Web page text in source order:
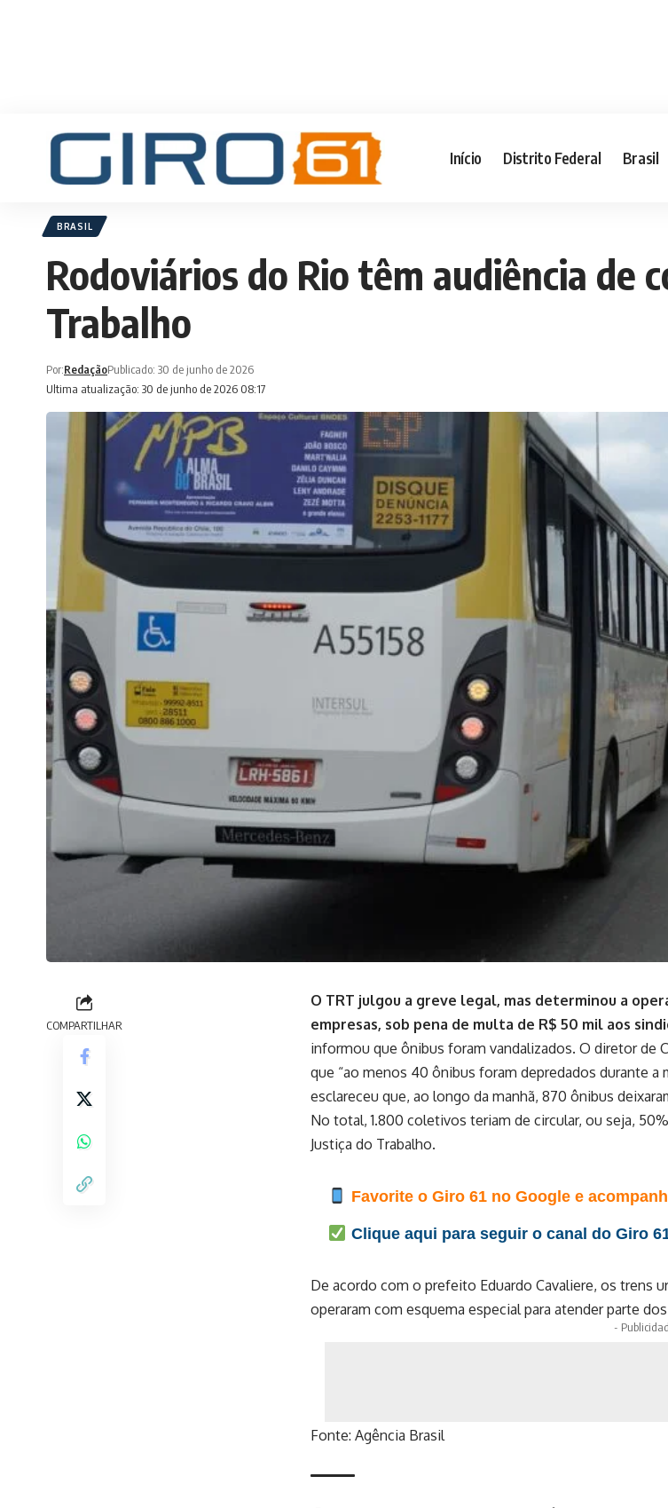
Início Distrito Federal Brasil
BRASIL
Rodoviários do Rio têm audiência de
Trabalho
Ultima atualização: 30 de junho de 2026 08:17
Por:RedaçãoPublicado: 30 de junho de 2026
COMPARTILHAR
O TRT julgou a greve legal, mas determinou a
empresas, sob pena de multa de R$ 50 mil aos
informou que ônibus foram vandalizados. O diretor de
que “ao menos 40 ônibus foram depredados durante a
esclareceu que, ao longo da manhã, 870 ônibus
No total, 1.800 coletivos teriam de circular, ou seja,
Justiça do Trabalho.
Favorite o Giro 61 no Google e
Clique aqui para seguir o canal do Giro
De acordo com o prefeito Eduardo Cavaliere, os trens
operaram com esquema especial para atender parte
-
Fonte: Agência Brasil